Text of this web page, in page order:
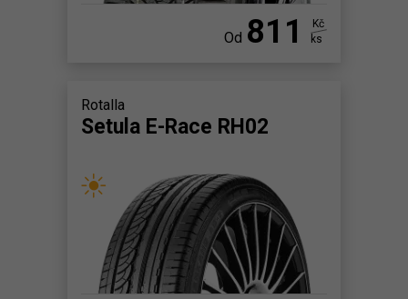
Od 811
Kč
ks
Rotalla
Setula E-Race RH02